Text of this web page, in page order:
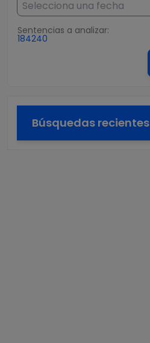
Sentencias a analizar:
184240
Búsquedas recientes